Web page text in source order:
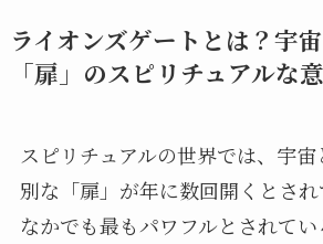
ライオンズゲートとは？宇
「扉」のスピリチュアルな
スピリチュアルの世界では、宇
別な「扉」が年に数回開くとされ
なかでも最もパワフルとされて